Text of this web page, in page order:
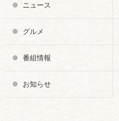
ニュース
グルメ
番組情報
お知らせ